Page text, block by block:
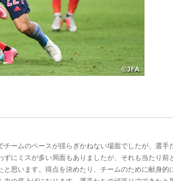
ームのペースが揺らぎかねない場面でしたが、選手
にミスが多い局面もありましたが、それも当たり前
思います。得点を決めたり、チームのために献身的